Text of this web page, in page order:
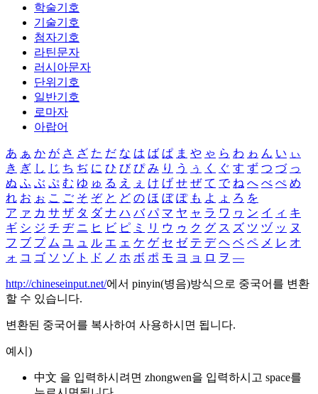
학술기호
기술기호
첨자기호
라틴문자
러시아문자
단위기호
일반기호
로마자
아랍어
あ ぁ か が さ ざ た だ な は ば ぱ ま や ゃ ら わ ゎ ん い ぃ
き ぎ し じ ち ぢ に ひ び ぴ み り う ぅ く ぐ す ず つ づ っ
ぬ ふ ぶ ぷ む ゆ ゅ る え ぇ け げ せ ぜ て で ね へ べ ぺ め
れ お ぉ こ ご そ ぞ と ど の ほ ぼ ぽ も よ ょ ろ を
ア ァ カ サ ザ タ ダ ナ ハ バ パ マ ヤ ャ ラ ワ ヮ ン イ ィ キ
ギ シ ジ チ ヂ ニ ヒ ビ ピ ミ リ ウ ゥ ク グ ス ズ ツ ヅ ッ ヌ
フ ブ プ ム ユ ュ ル エ ェ ケ ゲ セ ゼ テ デ ヘ ベ ペ メ レ オ
ォ コ ゴ ソ ゾ ト ド ノ ホ ボ ポ モ ヨ ョ ロ ヲ ―
http://chineseinput.net/에서 pinyin(병음)방식으로 중국어를 변환
할 수 있습니다.
변환된 중국어를 복사하여 사용하시면 됩니다.
예시)
中文 을 입력하시려면 zhongwen을 입력하시고 space를